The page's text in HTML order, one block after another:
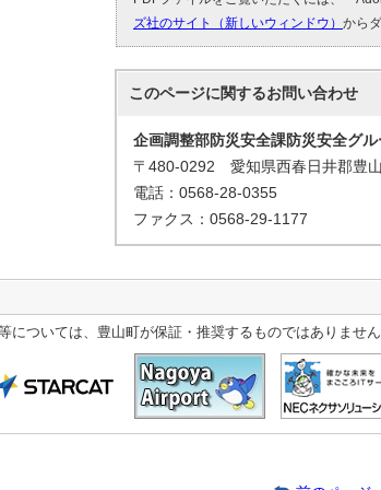
ズ社のサイト（新しいウィンドウ） から
このページに関するお問い合わせ
企画調整部防災安全課防災安全グル
〒480-0292 愛知県西春日井郡豊
電話：0568-28-0355
ファクス：0568-29-1177
については、豊山町が保証・推奨するものではありません